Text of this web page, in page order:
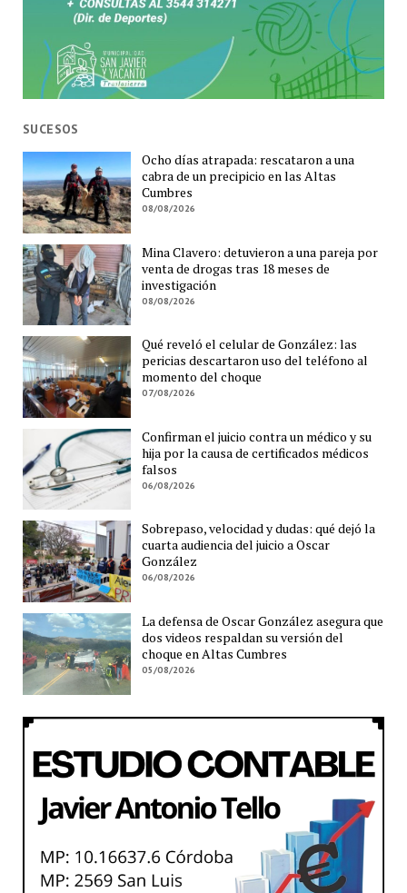
SUCESOS
Ocho días atrapada: rescataron a una
cabra de un precipicio en las Altas
Cumbres
08/08/2026
Mina Clavero: detuvieron a una pareja por
venta de drogas tras 18 meses de
investigación
08/08/2026
Qué reveló el celular de González: las
pericias descartaron uso del teléfono al
momento del choque
07/08/2026
Confirman el juicio contra un médico y su
hija por la causa de certificados médicos
falsos
06/08/2026
Sobrepaso, velocidad y dudas: qué dejó la
cuarta audiencia del juicio a Oscar
González
06/08/2026
La defensa de Oscar González asegura que
dos videos respaldan su versión del
choque en Altas Cumbres
05/08/2026